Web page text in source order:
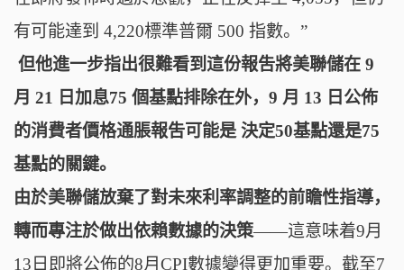
有可能達到 4,220標準普爾 500 指數。”
但他進一步指出很難看到這份報吿將美聯儲在 9
月 21 日加息75 個基點排除在外，9 月 13 日公佈
的消費者價格通脹報吿可能是 決定50基點還是75
基點的關鍵。
由於美聯儲放棄了對未來利率調整的前瞻性指導，
轉而專注於做出依賴數據的決策——這意味着9月
13日即將公佈的8月CPI數據變得更加重要。 截至7